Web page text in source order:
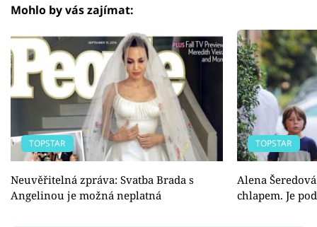
Mohlo by vás zajímat:
TOPSTAR
Neuvěřitelná zpráva: Svatba Brada s
Angelinou je možná neplatná
TOPSTAR
Alena
chlapem. Je